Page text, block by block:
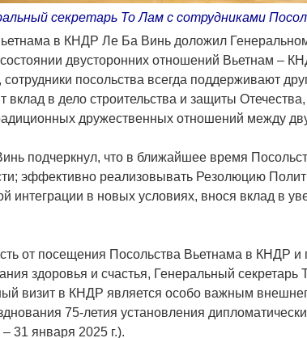
секретарь То Лам с сотрудниками
в КНДР Ле Ба Винь доложил
состоянии двусторонних отношений Вьетнам –
сотрудники посольства всегда поддерживают
вклад в дело строительства и защиты
дружественных отношений между
подчеркнул, что в ближайшее время
эффективно реализовывать Резолюцию
интеграции в новых условиях, внося вклад в
от посещения Посольства Вьетнама в КНДР и
здоровья и счастья, Генеральный
визит в КНДР является особо важным
75-летия установления
31 января 2025 г.).